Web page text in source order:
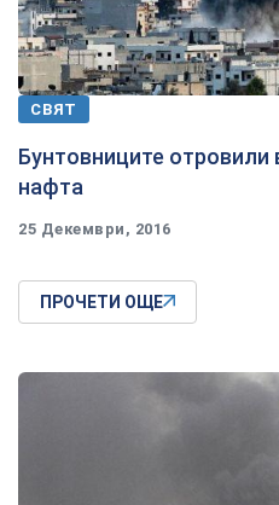
СВЯТ
Бунтовниците
нафта
25 Декември, 2016
ПРОЧЕТИ ОЩЕ